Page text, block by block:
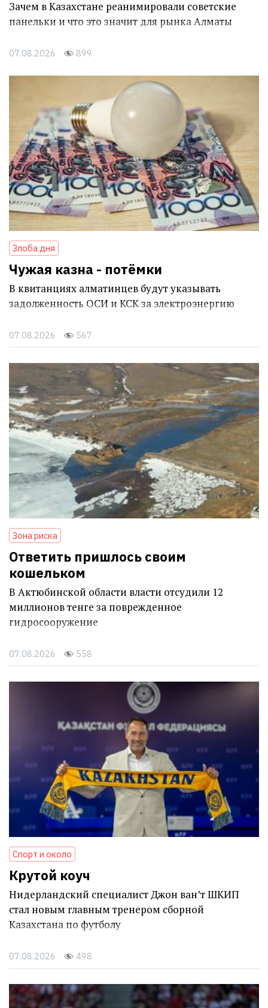
Зачем в Казахстане реанимировали советские
панельки и что это значит для рынка Алматы
07.08.2026 899
Злоба дня
Чужая казна - потёмки
В квитанциях алматинцев будут указывать
задолженность ОСИ и КСК за электроэнергию
07.08.2026 567
Зона риска
Ответить пришлось своим
кошельком
В Актюбинской области власти отсудили 12
миллионов тенге за поврежденное
гидросооружение
07.08.2026 558
Спорт и около
Крутой коуч
Нидерландский специалист Джон ван’т ШКИП
стал новым главным тренером сборной
Казахстана по футболу
07.08.2026 498